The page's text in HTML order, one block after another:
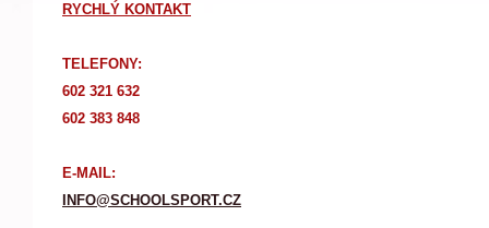
RYCHLÝ KONTAKT
TELEFONY:
602 321 632
602 383 848
E-MAIL:
INFO@SCHOOLSPORT.CZ